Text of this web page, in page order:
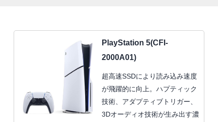
PlayStation 5(CFI-
2000A01)
超高速SSDにより読み込み速度
が飛躍的に向上。ハプティック
技術、アダプティブトリガー、
3Dオーディオ技術が生み出す濃